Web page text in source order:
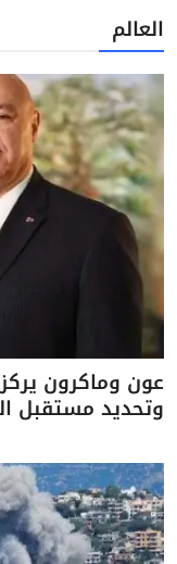
العالم
عون وماكرون
وتحديد مستقبل